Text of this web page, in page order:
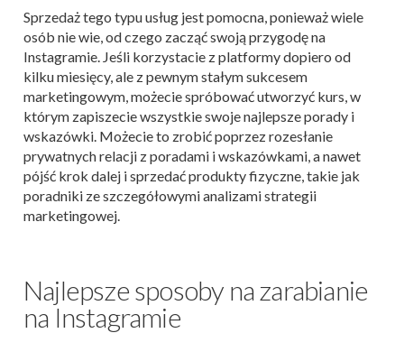
Sprzedaż tego typu usług jest pomocna, ponieważ wiele
osób nie wie, od czego zacząć swoją przygodę na
Instagramie. Jeśli korzystacie z platformy dopiero od
kilku miesięcy, ale z pewnym stałym sukcesem
marketingowym, możecie spróbować utworzyć kurs, w
którym zapiszecie wszystkie swoje najlepsze porady i
wskazówki. Możecie to zrobić poprzez rozesłanie
prywatnych relacji z poradami i wskazówkami, a nawet
pójść krok dalej i sprzedać produkty fizyczne, takie jak
poradniki ze szczegółowymi analizami strategii
marketingowej.
Najlepsze sposoby na zarabianie
na Instagramie